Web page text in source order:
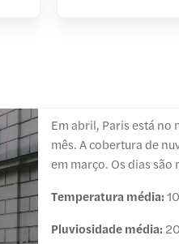
Em abril, Paris está
mês. A cobertura de
em março. Os dias
Temperatura média:
Pluviosidade média: